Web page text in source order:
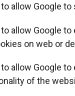
allow Google
allow Google
on web or
allow Google
of the
με αναπήδηση
Εξέλιξη σε Hand
1η